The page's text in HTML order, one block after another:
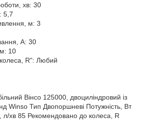
хв: 30
5,7
м: 3
А: 30
10
R": Любий
Вінсо 125000, двоциліндровий із
Winso Тип Двопоршневі Потужність, Вт
л/хв 85 Рекомендовано до колеса, R